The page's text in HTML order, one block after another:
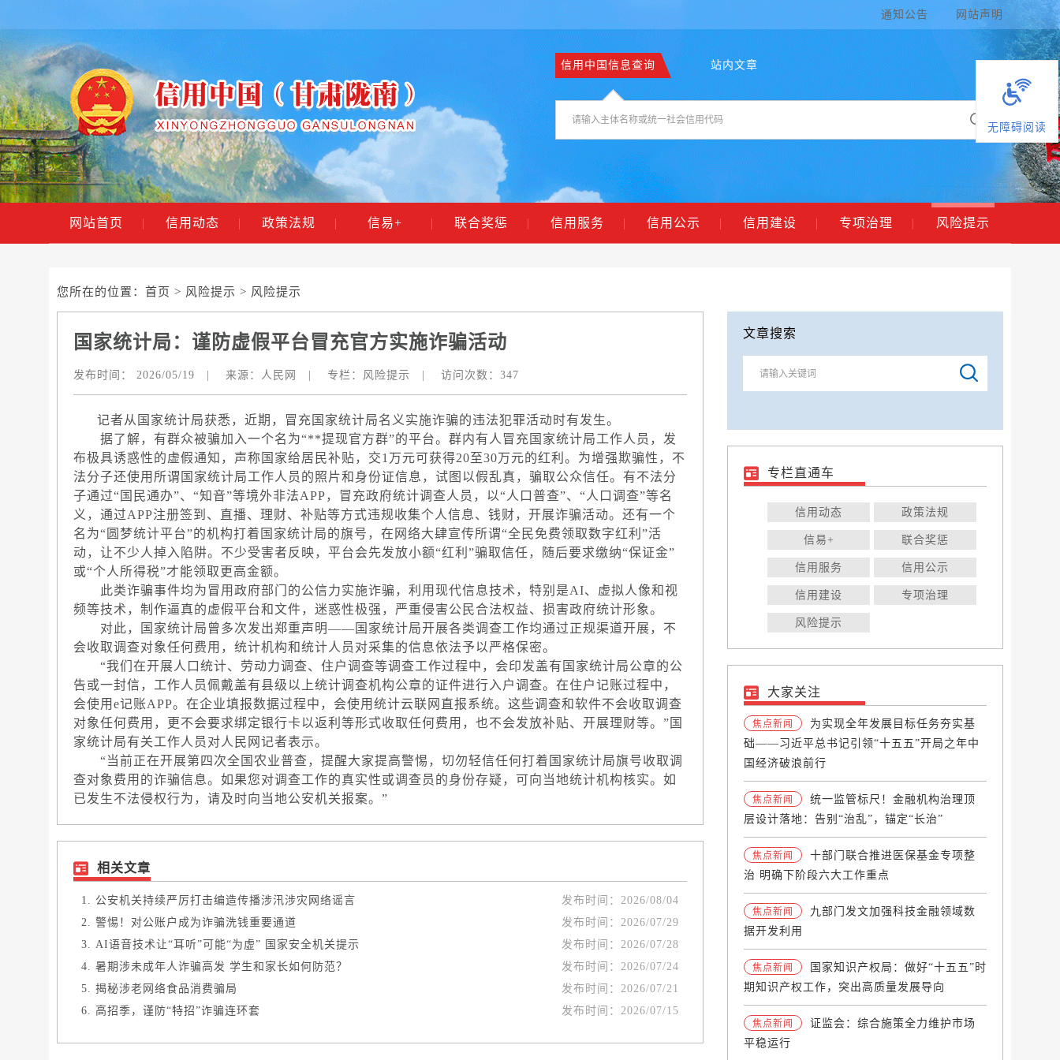
通知公告 网站声明
信用中国信息查询 站内文章
无障碍阅读
网站首页 | 信用动态 | 政策法规 | 信易+ | 联合奖惩 | 信用服务 | 信用公示 | 信用建设 | 专项治理 | 风险提示
您所在的位置： 首页 > 风险提示 > 风险提示
国家统计局：谨防虚假平台冒充官方实施诈骗活动
发布时间： 2026/05/19 来源： 人民网 专栏： 风险提示 访问次数： 347
记者从国家统计局获悉，近期，冒充国家统计局名义实施诈骗的违法犯罪活动时有发生。
据了解，有群众被骗加入一个名为“**提现官方群”的平台。群内有人冒充国家统计局工作人员，发
布极具诱惑性的虚假通知，声称国家给居民补贴，交1万元可获得20至30万元的红利。为增强欺骗性，不
法分子还使用所谓国家统计局工作人员的照片和身份证信息，试图以假乱真，骗取公众信任。有不法分
子通过“国民通办”、“知音”等境外非法APP，冒充政府统计调查人员，以“人口普查”、“人口调查”等名
义，通过APP注册签到、直播、理财、补贴等方式违规收集个人信息、钱财，开展诈骗活动。还有一个
名为“圆梦统计平台”的机构打着国家统计局的旗号，在网络大肆宣传所谓“全民免费领取数字红利”活
动，让不少人掉入陷阱。不少受害者反映，平台会先发放小额“红利”骗取信任，随后要求缴纳“保证金”
或“个人所得税”才能领取更高金额。
此类诈骗事件均为冒用政府部门的公信力实施诈骗，利用现代信息技术，特别是AI、虚拟人像和视
频等技术，制作逼真的虚假平台和文件，迷惑性极强，严重侵害公民合法权益、损害政府统计形象。
对此，国家统计局曾多次发出郑重声明——国家统计局开展各类调查工作均通过正规渠道开展，不
会收取调查对象任何费用，统计机构和统计人员对采集的信息依法予以严格保密。
“我们在开展人口统计、劳动力调查、住户调查等调查工作过程中，会印发盖有国家统计局公章的公
告或一封信，工作人员佩戴盖有县级以上统计调查机构公章的证件进行入户调查。在住户记账过程中，
会使用e记账APP。在企业填报数据过程中，会使用统计云联网直报系统。这些调查和软件不会收取调查
对象任何费用，更不会要求绑定银行卡以返利等形式收取任何费用，也不会发放补贴、开展理财等。”国
家统计局有关工作人员对人民网记者表示。
“当前正在开展第四次全国农业普查，提醒大家提高警惕，切勿轻信任何打着国家统计局旗号收取调
查对象费用的诈骗信息。如果您对调查工作的真实性或调查员的身份存疑，可向当地统计机构核实。如
已发生不法侵权行为，请及时向当地公安机关报案。”
相关文章
公安机关持续严厉打击编造传播涉汛涉灾网络谣言 发布时间： 2026/08/04
警惕！对公账户成为诈骗洗钱重要通道
发布时间： 2026/07/29
AI语音技术让“耳听”可能“为虚” 国家安全机关提示
发布时间： 2026/07/28
暑期涉未成年人诈骗高发 学生和家长如何防范？
发布时间： 2026/07/24
揭秘涉老网络食品消费骗局
发布时间： 2026/07/21
高招季，谨防“特招”诈骗连环套
发布时间： 2026/07/15
文章搜索
专栏直通车
信用动态 政策法规
信易+ 联合奖惩
信用服务 信用公示
信用建设 专项治理
风险提示
大家关注
焦点新闻
为实现全年发展目标任务夯实基
础——习近平总书记引领“十五五”开局之年中
国经济破浪前行
焦点新闻
统一监管标尺！金融机构治理顶
层设计落地：告别“治乱”，锚定“长治”
焦点新闻
十部门联合推进医保基金专项整
治 明确下阶段六大工作重点
焦点新闻
九部门发文加强科技金融领域数
据开发利用
焦点新闻
国家知识产权局：做好“十五五”时
期知识产权工作，突出高质量发展导向
焦点新闻
证监会：综合施策全力维护市场
平稳运行